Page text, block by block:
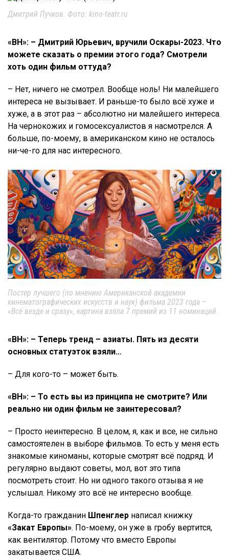
Дмитрий Пучков. Фото: kino-teatr.ru
«ВН»: – Дмитрий Юрьевич, вручили Оскары-2023. Что
можете сказать о премии этого года? Смотрели
хоть один фильм оттуда?
– Нет, ничего не смотрел. Вообще ноль! Ни малейшего
интереса не вызывает. И раньше-то было всё хуже и
хуже, а в этот раз – абсолютно ни малейшего интереса.
На чернокожих и гомосексуалистов я насмотрелся. А
больше, по-моему, в американском кино не осталось
ни-че-го для нас интересного.
Постер лучшего (по мнению Американской академии
кинематографических искусств и наук) фильма 2023 года –
«Всё везде и сразу», картина взяла 7 премий из 11 номинаций.
«ВН»: – Теперь тренд – азиаты. Пять из десяти
основных статуэток взяли…
– Для кого-то – может быть.
«ВН»: – То есть вы из принципа не смотрите? Или
реально ни один фильм не заинтересовал?
– Просто неинтересно. В целом, я, как и все, не сильно
самостоятелен в выборе фильмов. То есть у меня есть
знакомые киноманы, которые смотрят всё подряд. И
регулярно выдают советы, мол, вот это типа
посмотреть стоит. Но ни одного такого отзыва я не
услышал. Никому это всё не интересно вообще.
Когда-то гражданин Шпенглер написал книжку
«Закат Европы». По-моему, он уже в гробу вертится,
как вентилятор. Потому что вместо Европы
закатывается США.